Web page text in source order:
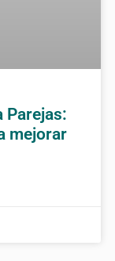
Parejas:
mejorar